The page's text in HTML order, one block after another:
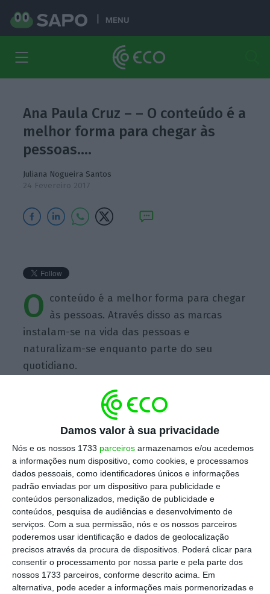
Damos valor à sua privacidade
Nós e os nossos 1733 parceiros armazenamos e/ou acedemos
a informações num dispositivo, como cookies, e processamos
dados pessoais, como identificadores únicos e informações
padrão enviadas por um dispositivo para publicidade e
conteúdos personalizados, medição de publicidade e
conteúdos, pesquisa de audiências e desenvolvimento de
serviços. Com a sua permissão, nós e os nossos parceiros
poderemos usar identificação e dados de geolocalização
precisos através da procura de dispositivos. Poderá clicar para
consentir o processamento por nossa parte e pela parte dos
nossos 1733 parceiros, conforme descrito acima. Em
alternativa, pode aceder a informações mais pormenorizadas e
MENU
Ana Paula Cruz – – O conteúdo é a
melhor forma para chegar às
pessoas.…
Juliana Nogueira Santos
24 Fevereiro 2017
O conteúdo é a melhor forma para chegar
às pessoas. Através disso as marcas
instalam-se na vida das pessoas e
naturalizam-se enquanto parte do seu
quotidiano.
https://eco.sapo.pt/quote/ana-paula-cruz-o-conteudo-e-a-melhor-forma-para-chegar-as-pessoas-14/ Copiar
Assine o ECO Premium
No momento em que a informação é
mais importante do que nunca, apoie
o jornalismo independente e rigoroso.